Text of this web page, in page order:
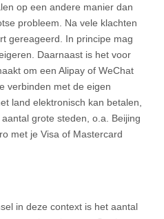
op een andere manier dan
probleem. Na vele klachten
gereageerd. In principe mag
Daarnaast is het voor
om een Alipay of WeChat
verbinden met de eigen
land elektronisch kan betalen,
grote steden, o.a. Beijing
met je Visa of Mastercard
in deze context is het aantal